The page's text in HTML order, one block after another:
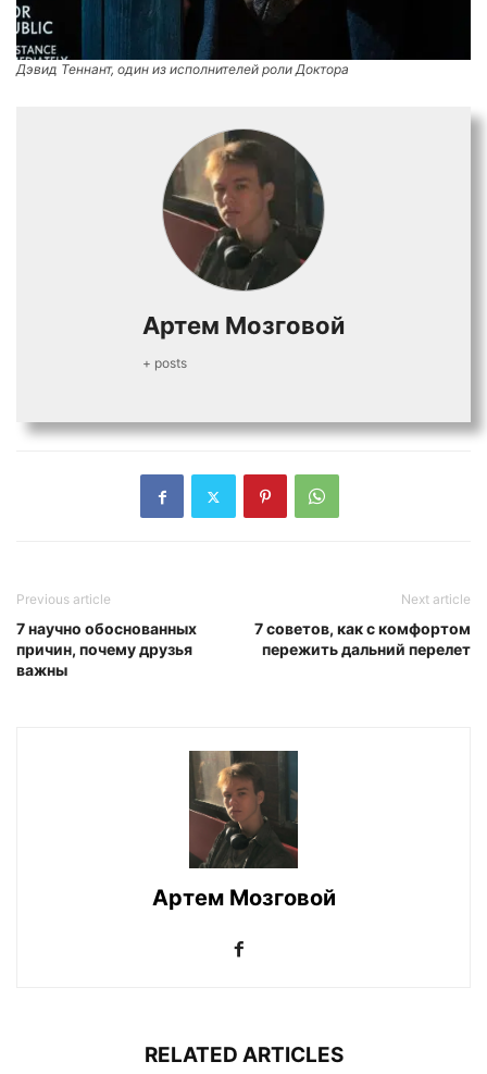
Дэвид Теннант, один из исполнителей роли Доктора
Артем Мозговой
+ posts
Previous article
7 научно обоснованных
причин, почему друзья
важны
Next article
7 советов, как с комфортом
пережить дальний перелет
Артем Мозговой
RELATED ARTICLES